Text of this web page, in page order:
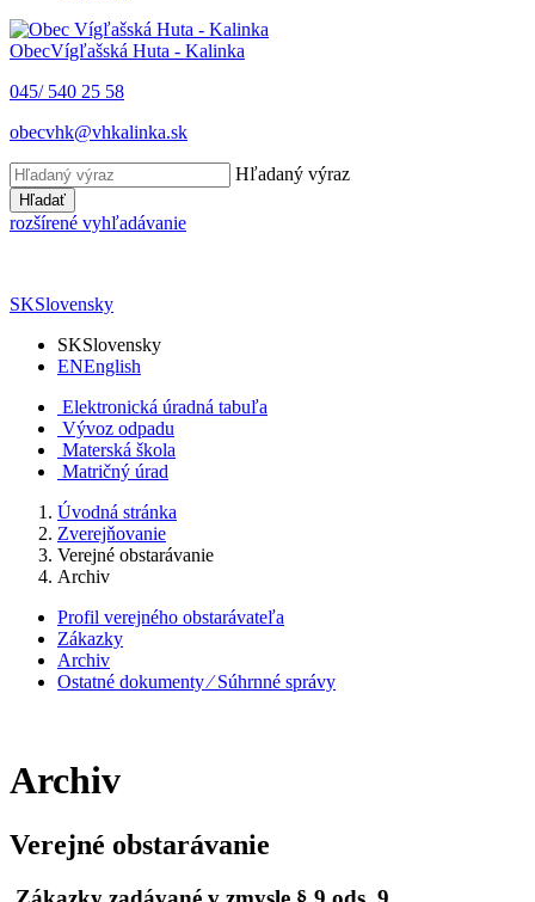
ObecVígľašská Huta - Kalinka
045/ 540 25 58
obecvhk@vhkalinka.sk
Hľadaný výraz
Hľadať
rozšírené vyhľadávanie
SKSlovensky
SKSlovensky
ENEnglish
Elektronická úradná tabuľa
Vývoz odpadu
Materská škola
Matričný úrad
Úvodná stránka
Zverejňovanie
Verejné obstarávanie
Archiv
Profil verejného obstarávateľa
Zákazky
Archiv
Ostatné dokumenty ⁄ Súhrnné správy
Archiv
Verejné obstarávanie